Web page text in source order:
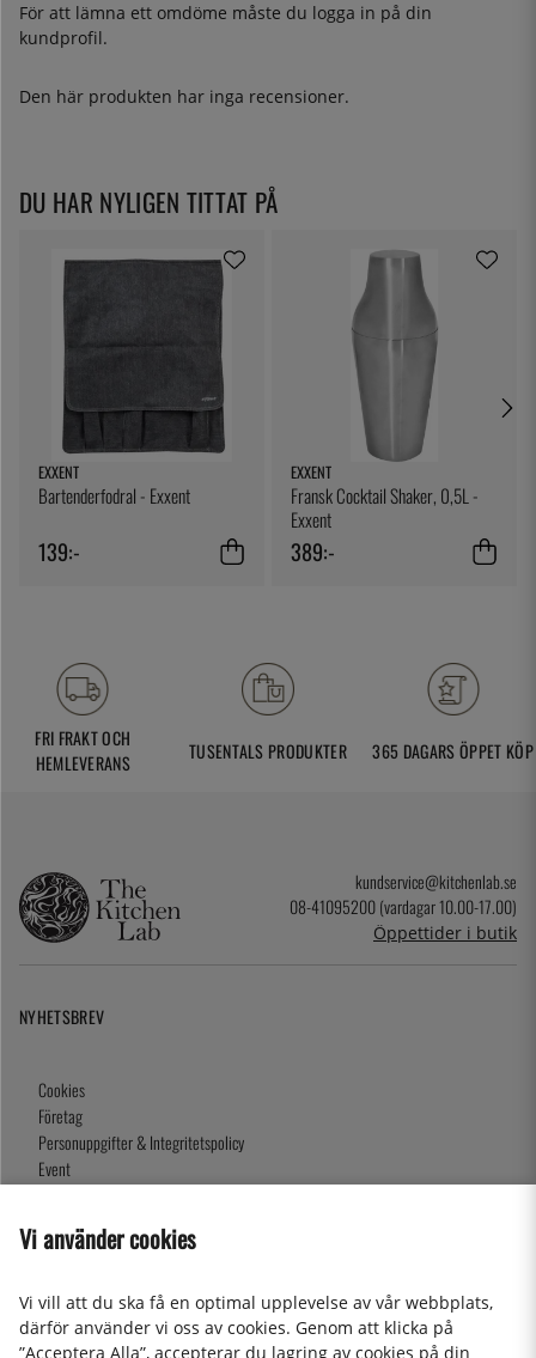
För att lämna ett omdöme måste du logga in på din
kundprofil.
Den här produkten har inga recensioner.
DU HAR NYLIGEN TITTAT PÅ
EXXENT
Bartenderfodral - Exxent
139:-
EXXENT
Fransk Cocktail Shaker, 0,5L -
Exxent
389:-
FRI FRAKT OCH
HEMLEVERANS
TUSENTALS PRODUKTER 365 DAGARS ÖPPET KÖP
kundservice@kitchenlab.se
08-41095200 (vardagar 10.00-17.00)
Öppettider i butik
NYHETSBREV
Cookies
Företag
Personuppgifter & Integritetspolicy
Event
Om oss
Presentkort
Vi använder cookies
Vi vill att du ska få en optimal upplevelse av vår webbplats,
därför använder vi oss av cookies. Genom att klicka på
”Acceptera Alla”, accepterar du lagring av cookies på din